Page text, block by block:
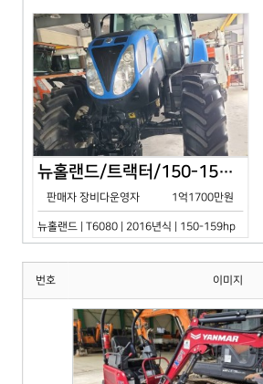
뉴홀랜드/트랙터/150-159hp/T6080/2016년식
판매자 장비다운영자 1억1700만원
뉴홀랜드 | T6080 | 2016년식 | 150-159hp
번호 이미지